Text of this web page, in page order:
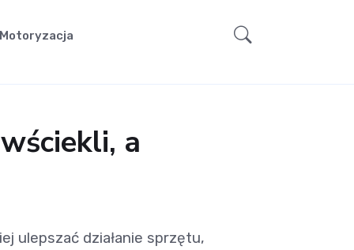
Motoryzacja
a
ulepszać działanie sprzętu,